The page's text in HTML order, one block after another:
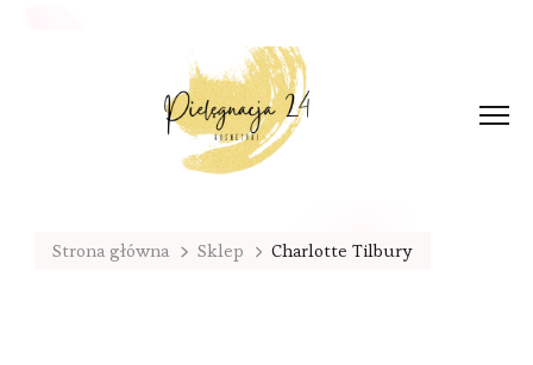
Strona główna Sklep Charlotte Tilbury